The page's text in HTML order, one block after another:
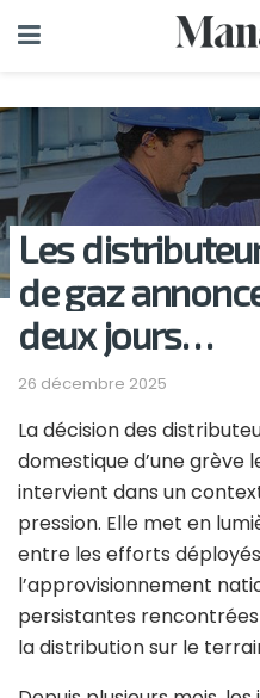
Les
de gaz
deux jours…
26 décembre 2025
La décision des
domestique d’une grève
intervient dans un
pression. Elle met en
entre les efforts
l’approvisionnement
persistantes
la distribution sur le